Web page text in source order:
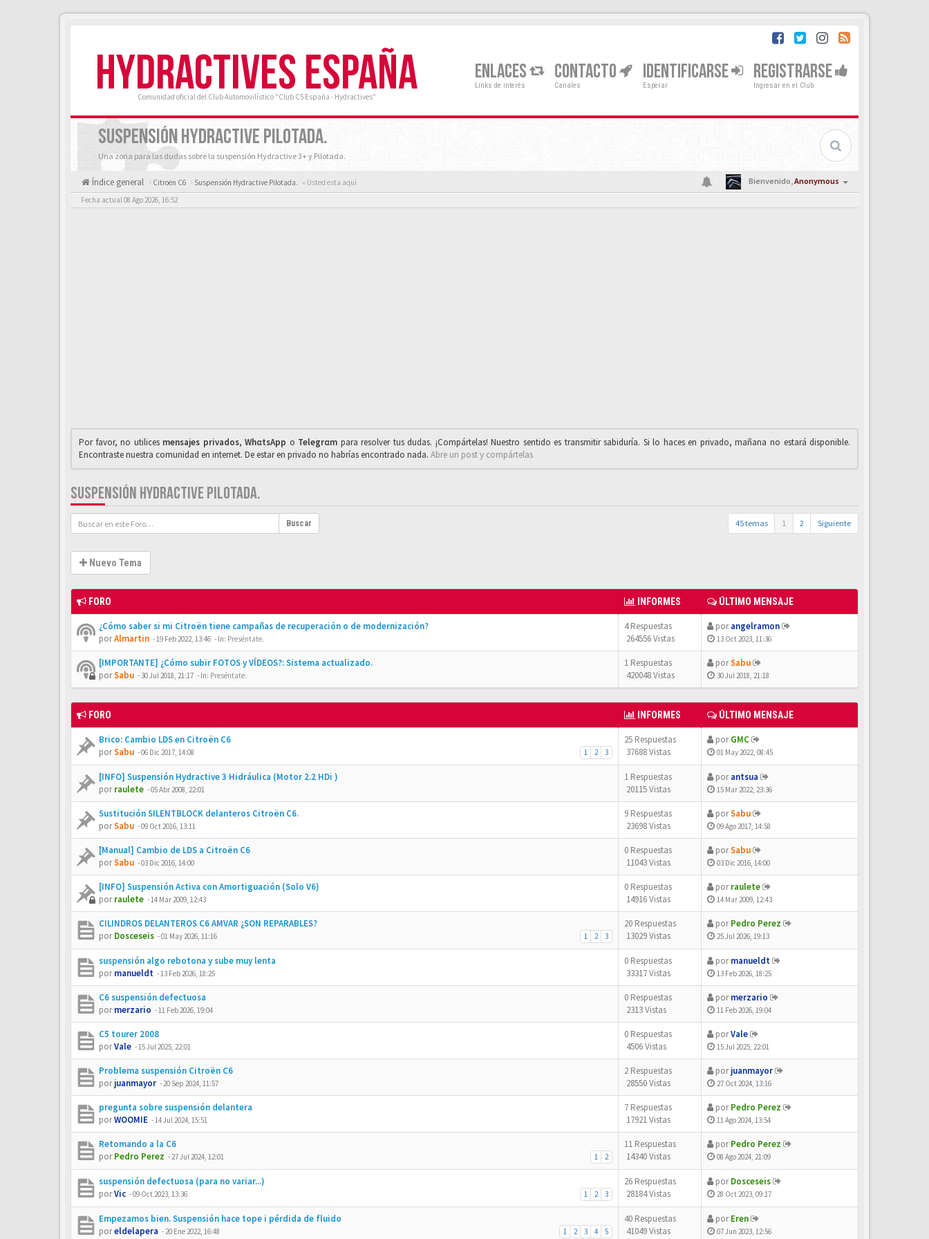
HYDRACTIVES ESPAÑA
Comunidad oficial del Club Automovilístico "Club C5 España - Hydractives"
ENLACES
Links de interés
CONTACTO
Canales
IDENTIFICARSE
Esperar
REGISTRARSE
Ingresar en el Club
SUSPENSIÓN HYDRACTIVE PILOTADA.
Una zona para las dudas sobre la suspensión Hydractive 3+ y Pilotada.
Índice general Citroën C6 Suspensión Hydractive Pilotada. « Usted esta aquí Bienvenido,Anonymous
Fecha actual 08 Ago 2026, 16:52
Por favor, no utilices mensajes privados,WhαtsApp o Telegrαm para resolver tus dudas. ¡Compártelas! Nuestro sentido es transmitir sabiduría. Si lo haces en privado, mañana no estará disponible.
Encontraste nuestra comunidad en internet. De estar en privado no habrías encontrado nada. Abre un post y compártelas
SUSPENSIÓN HYDRACTIVE PILOTADA.
Buscar 45 temas 1 2 Siguiente
Nuevo Tema
FORO INFORMES ÚLTIMO MENSAJE
¿Cómo saber si mi Citroën tiene campañas de recuperación o de modernización?
porAlmartin -19 Feb 2022, 13:46 - In: Preséntate.
4 Respuestas
264556 Vistas
porangelramon
13 Oct 2023, 11:36
[IMPORTANTE] ¿Cómo subir FOTOS y VÍDEOS?: Sistema actualizado.
porSabu - 30 Jul 2018, 21:17 - In: Preséntate.
1 Respuestas
420048 Vistas
porSabu
30 Jul 2018, 21:18
FORO INFORMES ÚLTIMO MENSAJE
Brico: Cambio LDS en Citroën C6
1 2 3
porSabu -06 Dic 2017, 14:08
25 Respuestas
37688 Vistas
porGMC
01 May 2022, 08:45
[INFO] Suspensión Hydractive 3 Hidráulica (Motor 2.2 HDi )
porraulete -05 Abr 2008, 22:01
1 Respuestas
20115 Vistas
porantsua
15 Mar 2022, 23:36
Sustitución SILENTBLOCK delanteros Citroën C6.
porSabu -09 Oct 2016, 13:11
9 Respuestas
23698 Vistas
porSabu
09 Ago 2017, 14:58
[Manual] Cambio de LDS a Citroën C6
porSabu -03 Dic 2016, 14:00
0 Respuestas
11043 Vistas
porSabu
03 Dic 2016, 14:00
[INFO] Suspensión Activa con Amortiguación (Solo V6)
porraulete -14 Mar 2009, 12:43
0 Respuestas
14916 Vistas
porraulete
14 Mar 2009, 12:43
CILINDROS DELANTEROS C6 AMVAR ¿SON REPARABLES?
1 2 3
porDosceseis -01 May 2026, 11:16
20 Respuestas
13029 Vistas
porPedro Perez
25 Jul 2026, 19:13
suspensión algo rebotona y sube muy lenta
pormanueldt -13 Feb 2026, 18:25
0 Respuestas
33317 Vistas
pormanueldt
13 Feb 2026, 18:25
C6 suspensión defectuosa
pormerzario -11 Feb 2026, 19:04
0 Respuestas
2313 Vistas
pormerzario
11 Feb 2026, 19:04
C5 tourer 2008
porVale -15 Jul 2025, 22:01
0 Respuestas
4506 Vistas
porVale
15 Jul 2025, 22:01
Problema suspensión Citroën C6
porjuanmayor -20 Sep 2024, 11:57
2 Respuestas
28550 Vistas
porjuanmayor
27 Oct 2024, 13:16
pregunta sobre suspensión delantera
porWOOMIE -14 Jul 2024, 15:51
7 Respuestas
17921 Vistas
porPedro Perez
11 Ago 2024, 13:54
Retomando a la C6
1 2
porPedro Perez -27 Jul 2024, 12:01
11 Respuestas
14340 Vistas
porPedro Perez
08 Ago 2024, 21:09
suspensión defectuosa (para no variar...)
1 2 3
porVic -09 Oct 2023, 13:36
26 Respuestas
28184 Vistas
porDosceseis
28 Oct 2023, 09:17
Empezamos bien. Suspensión hace tope i pérdida de fluido
1 2 3 4 5
poreldelapera -20 Ene 2022, 16:48
40 Respuestas
41049 Vistas
porEren
07 Jun 2023, 12:56